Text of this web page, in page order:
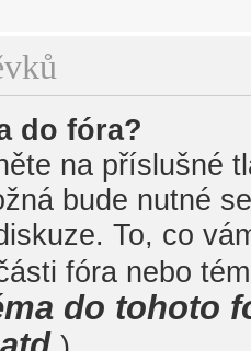
do fóra?
na příslušné
bude nutné
To, co
fóra nebo
do tohoto